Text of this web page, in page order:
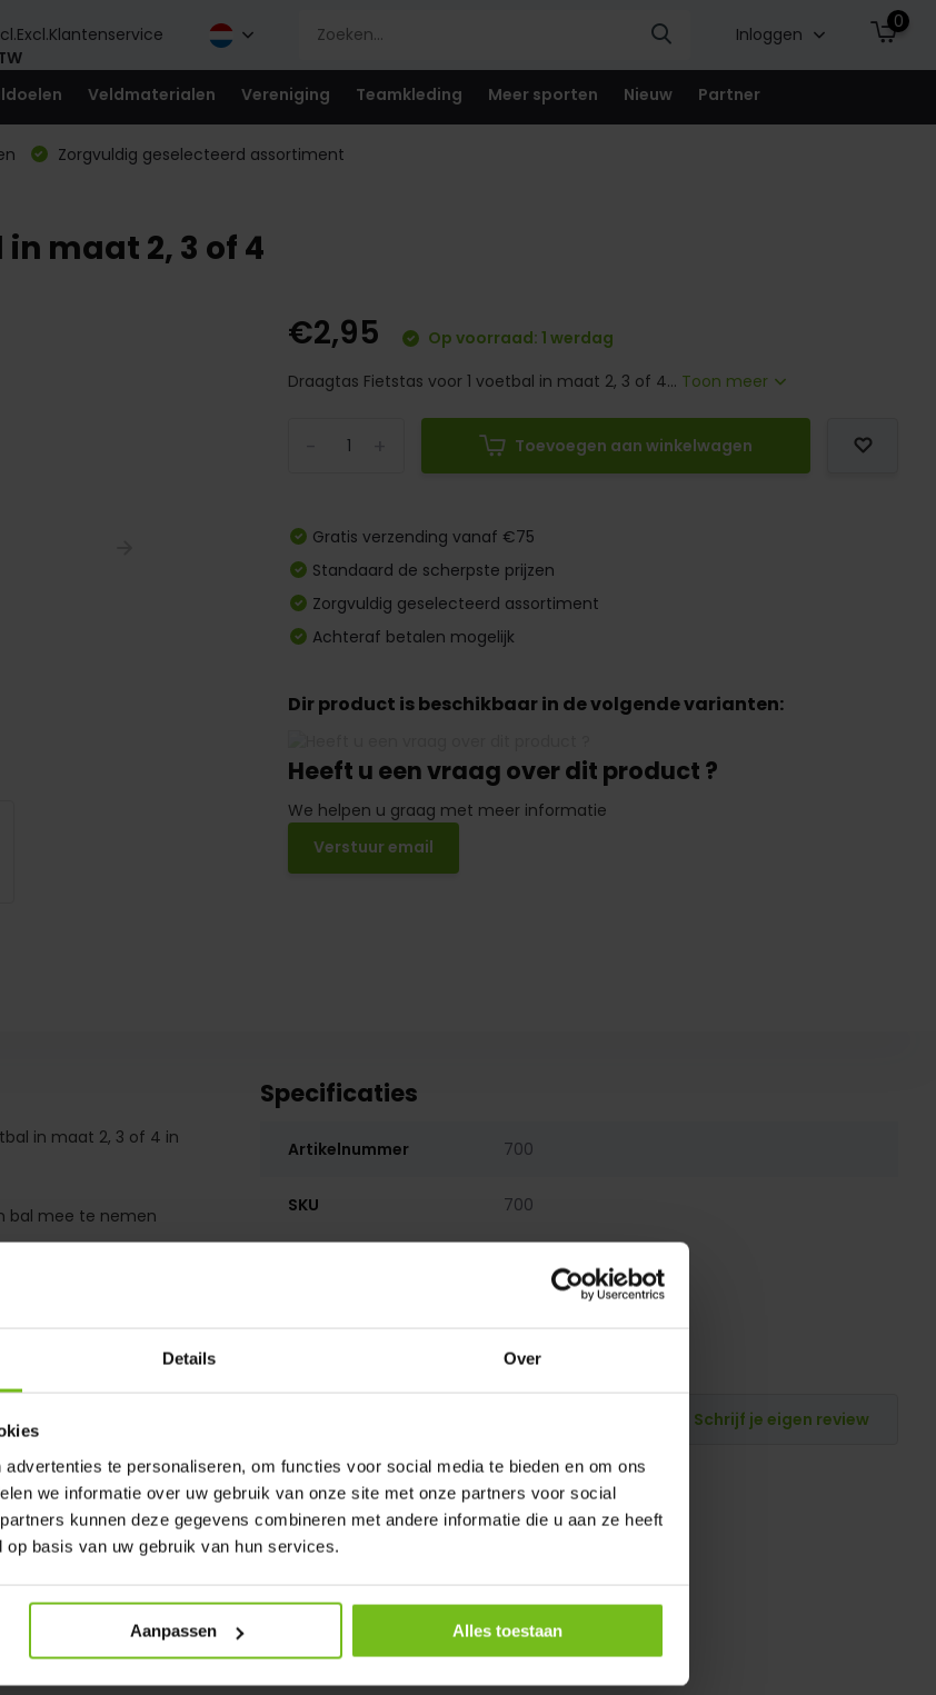
Details Over
te personaliseren, om functies voor social media te bieden en om ons
we informatie over uw gebruik van onze site met onze partners voor social
kunnen deze gegevens combineren met andere informatie die u aan ze heeft
basis van uw gebruik van hun services.
Aanpassen Alles toestaan
Excl.Klantenservice Inloggen
0
Veldmaterialen Vereniging Teamkleding Meer sporten Nieuw Partner
Zorgvuldig geselecteerd assortiment
maat 2, 3 of 4
€2,95
Op voorraad: 1 werdag
Draagtas Fietstas voor 1 voetbal in maat 2, 3 of 4... Toon meer
Toevoegen aan winkelwagen
Gratis verzending vanaf €75
Standaard de scherpste prijzen
Zorgvuldig geselecteerd assortiment
Achteraf betalen mogelijk
Dir product is beschikbaar in de volgende varianten:
Heeft u een vraag over dit product ?
We helpen u graag met meer informatie
Verstuur email
in maat 2, 3 of 4 in
bal mee te nemen
bal meeneemt naar
Specificaties
Artikelnummer 700
SKU 700
Schrijf je eigen review